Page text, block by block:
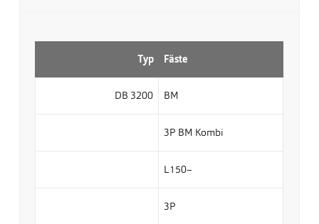
Typ Fäste
DB 3200 BM
3P BM Kombi
L150–
3P